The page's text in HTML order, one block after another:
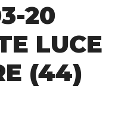
20
LUCE
(44)